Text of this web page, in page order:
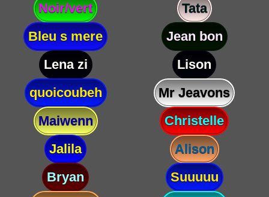
Noir/vert
Tata
Bleu s mere
Jean bon
Lena zi
Lison
quoicoubeh
Mr Jeavons
Maiwenn
Christelle
Jalila
Alison
Bryan
Suuuuu